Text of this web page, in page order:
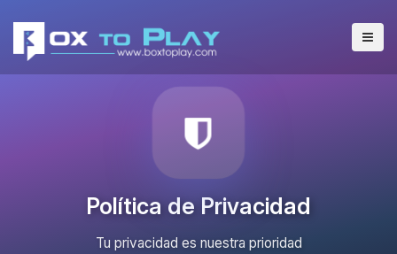
Política de Privacidad
Tu privacidad es nuestra prioridad